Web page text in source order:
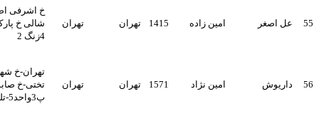
امین زاده 1415 تهران تهران
خ اشرفی اصفهانی ح شهید
شالی خ پارک کوچه صبا پ
امین نژاد 1571 تهران تهران
تهران-خ شهید بهشتی-میدان
تختی-خ صابونچی-ک ادائی-